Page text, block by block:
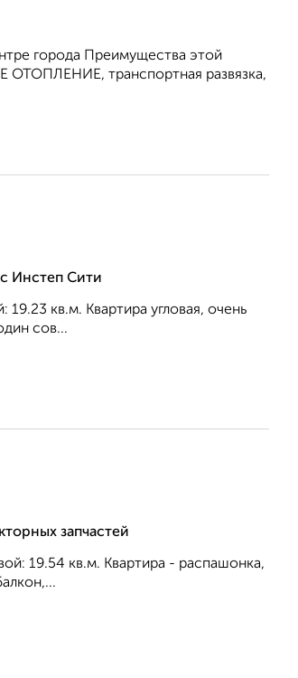
города Преимущества этой
ОТОПЛЕНИЕ, транспортная развязка,
Инстеп Сити
кв.м. Квартира угловая, очень
сов...
запчастей
19.54 кв.м. Квартира - распашонка,